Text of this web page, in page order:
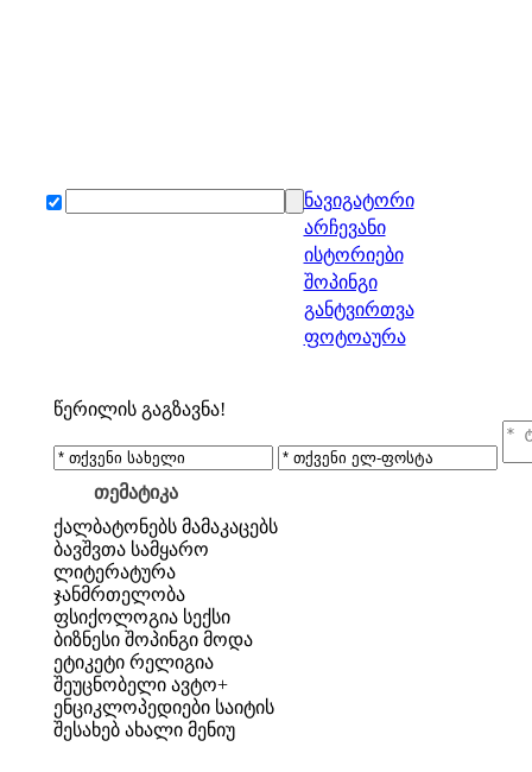
ნავიგატორი
არჩევანი
ისტორიები
შოპინგი
განტვირთვა
ფოტოაურა
წერილის გაგზავნა!
თემატიკა
ქალბატონებს მამაკაცებს
ბავშვთა სამყარო
ლიტერატურა
ჯანმრთელობა
ფსიქოლოგია სექსი
ბიზნესი შოპინგი მოდა
ეტიკეტი რელიგია
შეუცნობელი ავტო+
ენციკლოპედიები საიტის
შესახებ ახალი მენიუ